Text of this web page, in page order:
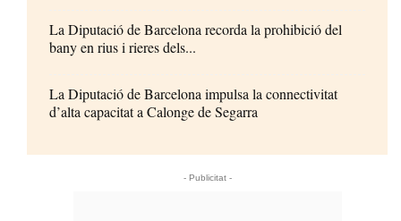
La Diputació de Barcelona recorda la prohibició del
bany en rius i rieres dels...
La Diputació de Barcelona impulsa la connectivitat
d’alta capacitat a Calonge de Segarra
- Publicitat -